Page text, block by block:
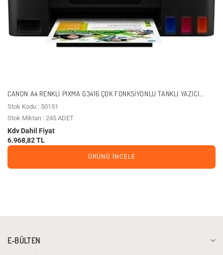
CANON A4 RENKLI PIXMA G3416 ÇOK FONKSIYONLU TANKLI YAZICI
TARAYICI FOTOKOPI USB 2.0,KABLOSUZ
Stok Kodu : 50151
Stok Miktarı : 245 ADET
Kdv Dahil Fiyat
6.968,82 TL
ÜRÜNÜ İNCELE
E-BÜLTEN